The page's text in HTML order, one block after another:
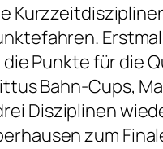
Punkte für die
Bahn-Cups,
Disziplinen
zum